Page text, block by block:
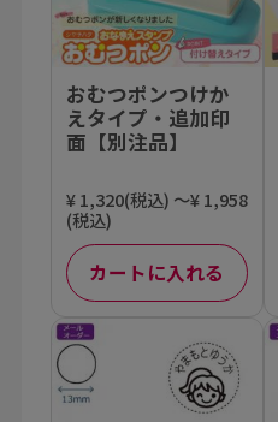
おむつポンつけか
えタイプ・追加印
面【別注品】
¥ 1,320(税込) ～¥ 1,958
(税込)
カートに入れる